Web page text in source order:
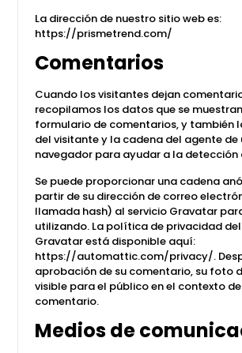
La dirección de nuestro sitio web es:
https://prismetrend.com/
Comentarios
Cuando los visitantes dejan
recopilamos los datos que se
formulario de comentarios, y también
del visitante y la cadena del agente de
navegador para ayudar a la detección
Se puede proporcionar una cadena
partir de su dirección de correo
llamada hash) al servicio Gravatar
utilizando. La política de privacidad
Gravatar está disponible aquí:
https://automattic.com/privacy/.
aprobación de su comentario, su foto
visible para el público en el contexto
comentario.
Medios de